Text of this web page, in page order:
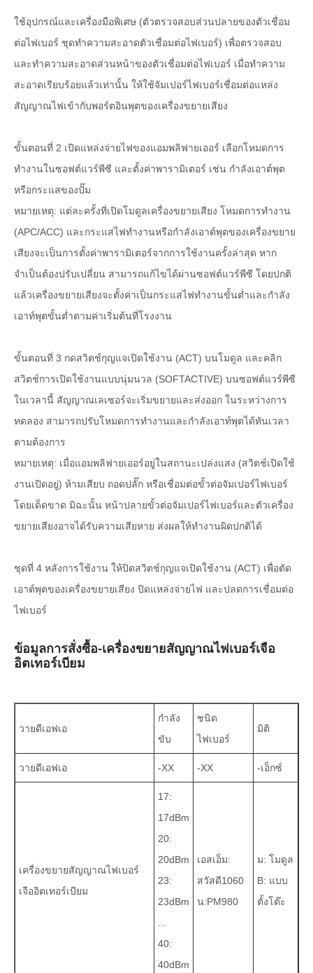
ใช้อุปกรณ์และเครื่องมือพิเศษ (ตัวตรวจสอบส่วนปลายของตัวเชื่อม
ต่อไฟเบอร์ ชุดทำความสะอาดตัวเชื่อมต่อไฟเบอร์) เพื่อตรวจสอบ
และทำความสะอาดส่วนหน้าของตัวเชื่อมต่อไฟเบอร์ เมื่อทำความ
สะอาดเรียบร้อยแล้วเท่านั้น ให้ใช้จัมเปอร์ไฟเบอร์เชื่อมต่อแหล่ง
สัญญาณไฟเข้ากับพอร์ตอินพุตของเครื่องขยายเสียง
ขั้นตอนที่ 2 เปิดแหล่งจ่ายไฟของแอมพลิฟายเออร์ เลือกโหมดการ
ทำงานในซอฟต์แวร์พีซี และตั้งค่าพารามิเตอร์ เช่น กำลังเอาต์พุต
หรือกระแสของปั๊ม
หมายเหตุ: แต่ละครั้งที่เปิดโมดูลเครื่องขยายเสียง โหมดการทำงาน
(APC/ACC) และกระแสไฟทำงานหรือกำลังเอาต์พุตของเครื่องขยาย
เสียงจะเป็นการตั้งค่าพารามิเตอร์จากการใช้งานครั้งล่าสุด หาก
จำเป็นต้องปรับเปลี่ยน สามารถแก้ไขได้ผ่านซอฟต์แวร์พีซี โดยปกติ
แล้วเครื่องขยายเสียงจะตั้งค่าเป็นกระแสไฟทำงานขั้นต่ำและกำลัง
เอาท์พุตขั้นต่ำตามค่าเริ่มต้นที่โรงงาน
ขั้นตอนที่ 3 กดสวิตช์กุญแจเปิดใช้งาน (ACT) บนโมดูล และคลิก
สวิตช์การเปิดใช้งานแบบนุ่มนวล (SOFTACTIVE) บนซอฟต์แวร์พีซี
ในเวลานี้ สัญญาณเลเซอร์จะเริ่มขยายและส่งออก ในระหว่างการ
ทดลอง สามารถปรับโหมดการทำงานและกำลังเอาท์พุตได้ทันเวลา
ตามต้องการ
หมายเหตุ: เมื่อแอมพลิฟายเออร์อยู่ในสถานะเปล่งแสง (สวิตช์เปิดใช้
งานเปิดอยู่) ห้ามเสียบ ถอดปลั๊ก หรือเชื่อมต่อขั้วต่อจัมเปอร์ไฟเบอร์
โดยเด็ดขาด มิฉะนั้น หน้าปลายขั้วต่อจัมเปอร์ไฟเบอร์และตัวเครื่อง
ขยายเสียงอาจได้รับความเสียหาย ส่งผลให้ทำงานผิดปกติได้
ชุดที่ 4 หลังการใช้งาน ให้ปิดสวิตช์กุญแจเปิดใช้งาน (ACT) เพื่อตัด
เอาต์พุตของเครื่องขยายเสียง ปิดแหล่งจ่ายไฟ และปลดการเชื่อมต่อ
ไฟเบอร์
ข้อมูลการสั่งซื้อ-เครื่องขยายสัญญาณไฟเบอร์เจือ
อิตเทอร์เบียม
วายดีเอฟเอ
กำลัง
ขับ
ชนิด
ไฟเบอร์
มิติ
วายดีเอฟเอ -XX -XX -เอ็กซ์
เครื่องขยายสัญญาณไฟเบอร์
เจืออิตเทอร์เบียม
17:
17dBm
20:
20dBm
23:
23dBm
...
40:
40dBm
เอสเอ็ม:
สวัสดี1060
น:PM980
ม: โมดูล
B: แบบ
ตั้งโต๊ะ